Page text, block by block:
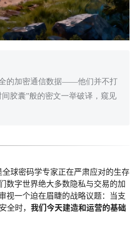
的加密通信数据——他们并不打
胶囊”般的密文一举破译，窥见
球密码学专家正在严肃应对的生存
数字世界绝大多数隐私与交易的加
视一个迫在眉睫的战略议题：当支
全时， 我们今天建造和运营的基础